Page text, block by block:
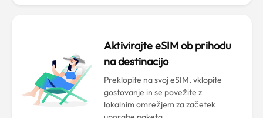
Aktivirajte eSIM ob prihodu
na destinacijo
Preklopite na svoj eSIM, vklopite
gostovanje in se povežite z
lokalnim omrežjem za začetek